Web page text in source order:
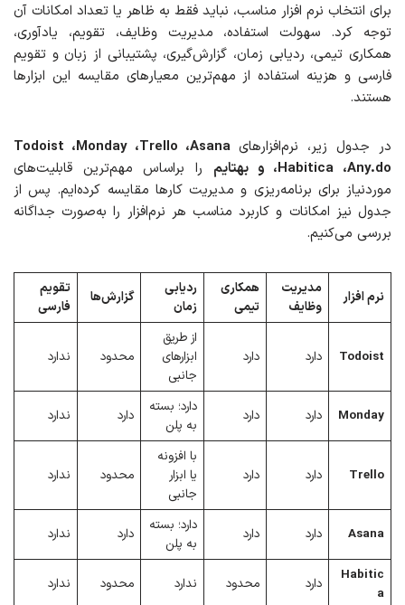
برای انتخاب نرم افزار مناسب، نباید فقط به ظاهر یا تعداد امکانات آن
توجه کرد. سهولت استفاده، مدیریت وظایف، تقویم، یادآوری،
همکاری تیمی، ردیابی زمان، گزارش‌گیری، پشتیبانی از زبان و تقویم
فارسی و هزینه استفاده از مهم‌ترین معیارهای مقایسه این ابزارها
هستند.
در جدول زیر، نرم‌افزارهایTodoist ،Monday ،Trello ،Asana
،Habitica ،Any.do و بهتایم
را براساس مهم‌ترین قابلیت‌های
موردنیاز برای برنامه‌ریزی و مدیریت کارها مقایسه کرده‌ایم. پس از
جدول نیز امکانات و کاربرد مناسب هر نرم‌افزار را به‌صورت جداگانه
بررسی می‌کنیم.
نرم افزار
مدیریت
وظایف
همکاری
تیمی
ردیابی
زمان
گزارش‌ها
تقویم
فارسی
Todoist دارد دارد
از طریق
ابزارهای
جانبی
محدود ندارد
Monday دارد دارد
دارد؛ بسته
به پلن
دارد ندارد
Trello دارد دارد
با افزونه
یا ابزار
جانبی
محدود ندارد
Asana دارد دارد
دارد؛ بسته
به پلن
دارد ندارد
Habitic
a
دارد محدود ندارد محدود ندارد